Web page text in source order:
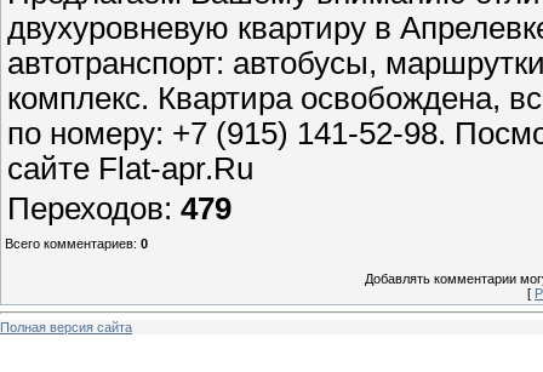
двухуровневую квартиру в
автотранспорт: автобусы,
комплекс. Квартира освобождена,
по номеру: +7 (915) 141-52-98.
сайте Flat-apr.Ru
Переходов: 479
Всего комментариев: 0
Добавлять комментарии
[
Полная версия сайта